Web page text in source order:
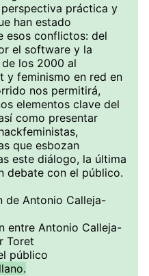
práctica y
han estado
esos conflictos: del
el software y la
los 2000 al
y feminismo en red en
nos permitirá,
elementos clave del
como presentar
que esbozan
este diálogo, la última
debate con el público.
de Antonio Calleja-
entre Antonio Calleja-
Toret
público